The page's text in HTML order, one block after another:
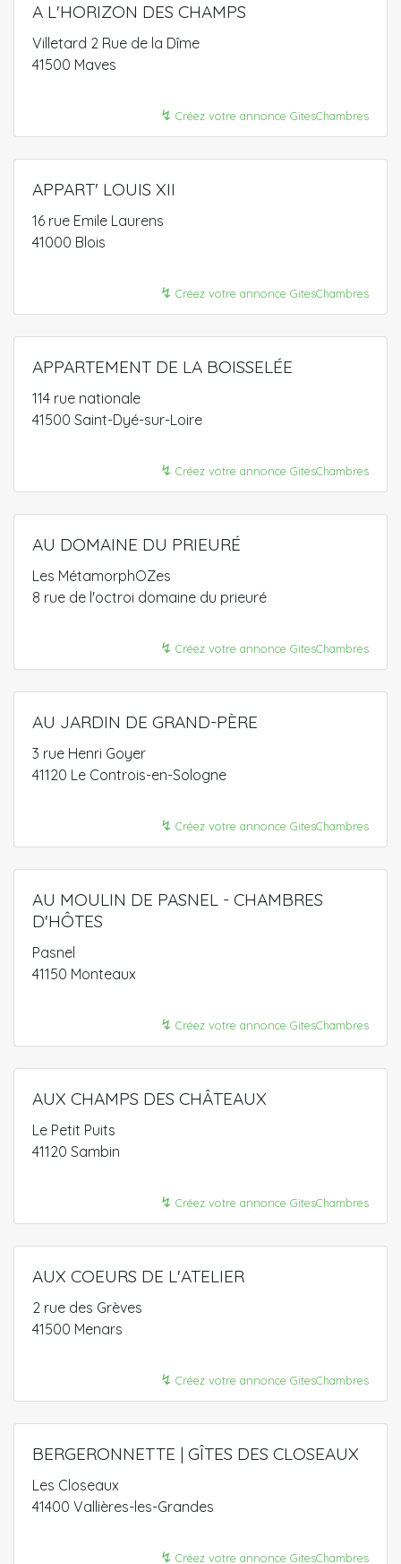
A L'HORIZON DES CHAMPS
Villetard 2 Rue de la Dîme
41500 Maves
↯ Créez votre annonce GitesChambres
APPART' LOUIS XII
16 rue Emile Laurens
41000 Blois
↯ Créez votre annonce GitesChambres
APPARTEMENT DE LA BOISSELÉE
114 rue nationale
41500 Saint-Dyé-sur-Loire
↯ Créez votre annonce GitesChambres
AU DOMAINE DU PRIEURÉ
Les MétamorphOZes
8 rue de l'octroi domaine du prieuré
↯ Créez votre annonce GitesChambres
AU JARDIN DE GRAND-PÈRE
3 rue Henri Goyer
41120 Le Controis-en-Sologne
↯ Créez votre annonce GitesChambres
AU MOULIN DE PASNEL - CHAMBRES
D'HÔTES
Pasnel
41150 Monteaux
↯ Créez votre annonce GitesChambres
AUX CHAMPS DES CHÂTEAUX
Le Petit Puits
41120 Sambin
↯ Créez votre annonce GitesChambres
AUX COEURS DE L'ATELIER
2 rue des Grèves
41500 Menars
↯ Créez votre annonce GitesChambres
BERGERONNETTE | GÎTES DES CLOSEAUX
Les Closeaux
41400 Vallières-les-Grandes
↯ Créez votre annonce GitesChambres